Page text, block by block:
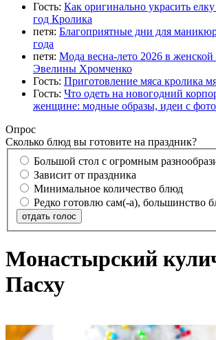
Гость: Как оригинально украсить
год Кролика
петя: Благоприятные дни для
года
петя: Мода весна-лето 2026 в женской
Эвелины Хромченко
Гость: Приготовление мяса кролика
Гость: Что одеть на новогодний
женщине: модные образы, идеи с фото
Опрос
Сколько блюд вы готовите на праздник?
Большой стол с огромным
Зависит от праздника
Минимальное количество блюд
Редко готовлю сам(-а), большинство
отдать голос
Монастырский
Пасху